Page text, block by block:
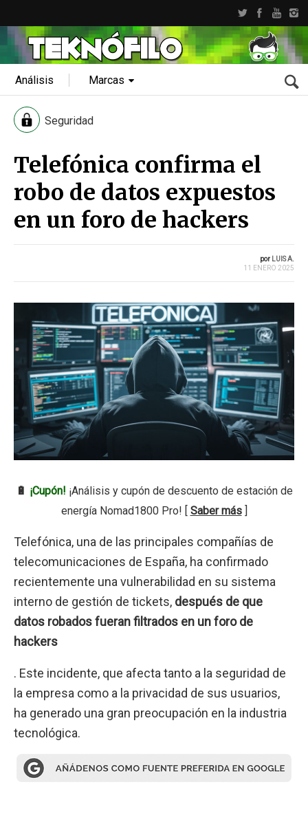
Análisis Marcas
Seguridad
Telefónica confirma el
robo de datos expuestos
en un foro de hackers
por LUIS A.
11 ENERO 2025
🔋 ¡Cupón! ¡Análisis y cupón de descuento de estación de
energía Nomad1800 Pro! [ Saber más]
Telefónica, una de las principales compañías de
telecomunicaciones de España, ha confirmado
recientemente una vulnerabilidad en su sistema
interno de gestión de tickets, después de que
datos robados fueran filtrados en un foro de
hackers
. Este incidente, que afecta tanto a la seguridad de
la empresa como a la privacidad de sus usuarios,
ha generado una gran preocupación en la industria
tecnológica.